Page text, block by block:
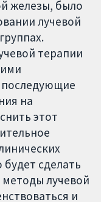
железы, было
лучевой
терапии
на
этот
сделать
лучевой
и